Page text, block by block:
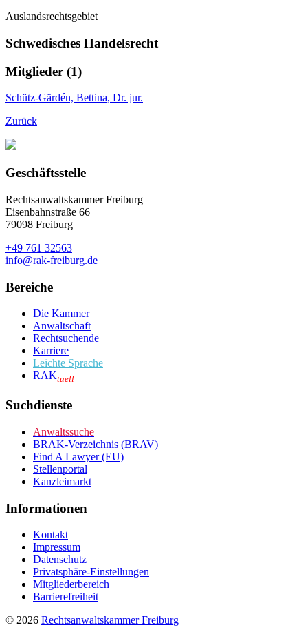
Auslandsrechtsgebiet
Schwedisches Handelsrecht
Mitglieder (1)
Schütz-Gärdén, Bettina, Dr. jur.
Zurück
Geschäftsstelle
Rechtsanwaltskammer Freiburg
Eisenbahnstraße 66
79098 Freiburg
+49 761 32563
info@rak-freiburg.de
Bereiche
Die Kammer
Anwaltschaft
Rechtsuchende
Karriere
Leichte Sprache
RAKtuell
Suchdienste
Anwaltssuche
BRAK-Verzeichnis (BRAV)
Find A Lawyer (EU)
Stellenportal
Kanzleimarkt
Informationen
Kontakt
Impressum
Datenschutz
Privatsphäre-Einstellungen
Mitgliederbereich
Barrierefreiheit
© 2026 Rechtsanwaltskammer Freiburg